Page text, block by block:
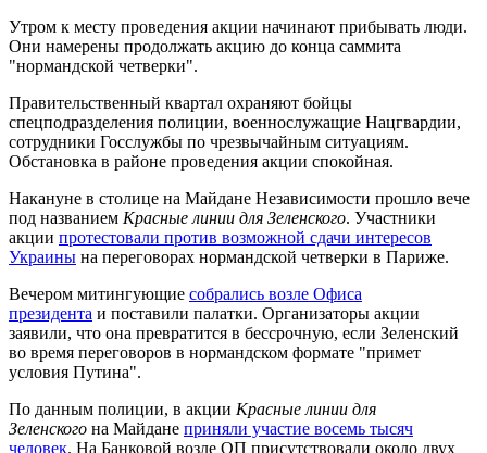
Утром к месту проведения акции начинают прибывать люди.
Они намерены продолжать акцию до конца саммита
"нормандской четверки".
Правительственный квартал охраняют бойцы
спецподразделения полиции, военнослужащие Нацгвардии,
сотрудники Госслужбы по чрезвычайным ситуациям.
Обстановка в районе проведения акции спокойная.
Накануне в столице на Майдане Независимости прошло вече
под названием Красные линии для Зеленского. Участники
акции протестовали против возможной сдачи интересов
Украины на переговорах нормандской четверки в Париже.
Вечером митингующие собрались возле Офиса
президента и поставили палатки. Организаторы акции
заявили, что она превратится в бессрочную, если Зеленский
во время переговоров в нормандском формате "примет
условия Путина".
По данным полиции, в акции Красные линии для
Зеленского на Майдане приняли участие восемь тысяч
человек. На Банковой возле ОП присутствовали около двух